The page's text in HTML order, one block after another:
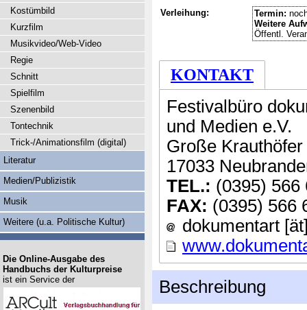
Verleihung: Termin:
Weitere
Öffentl.
KONTAKT
Festivalbüro
und Medien e.V.
Große Krauthöfer
17033
TEL.: (0395) 566
FAX: (0395) 566
dokumentart
Beschreibung
Kostümbild
Kurzfilm
Musikvideo/Web-Video
Regie
Schnitt
Spielfilm
Szenenbild
Tontechnik
Trick-/Animationsfilm (digital)
Literatur
Medien/Publizistik
Musik
Weitere (u.a. Politische Kultur)
Die Online-Ausgabe des
Handbuchs der Kulturpreise
ist ein Service der